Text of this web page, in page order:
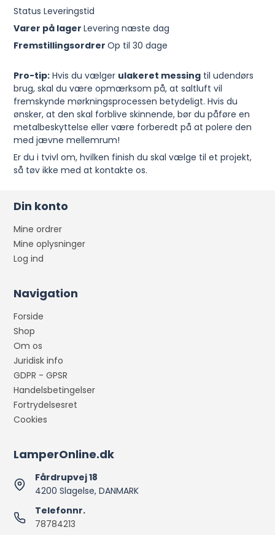
Status Leveringstid
Varer på lagerLevering næste dag
FremstillingsordrerOp til 30 dage
Pro-tip: Hvis du vælger ulakeret messing til udendørs
brug, skal du være opmærksom på, at saltluft vil
fremskynde mørkningsprocessen betydeligt. Hvis du
ønsker, at den skal forblive skinnende, bør du påføre en
metalbeskyttelse eller være forberedt på at polere den
med jævne mellemrum!
Er du i tvivl om, hvilken finish du skal vælge til et projekt,
så tøv ikke med at kontakte os.
Din konto
Mine ordrer
Mine oplysninger
Log ind
Navigation
Forside
Shop
Om os
Juridisk info
GDPR - GPSR
Handelsbetingelser
Fortrydelsesret
Cookies
LamperOnline.dk
Fårdrupvej 18
4200 Slagelse, DANMARK
Telefonnr.
78784213